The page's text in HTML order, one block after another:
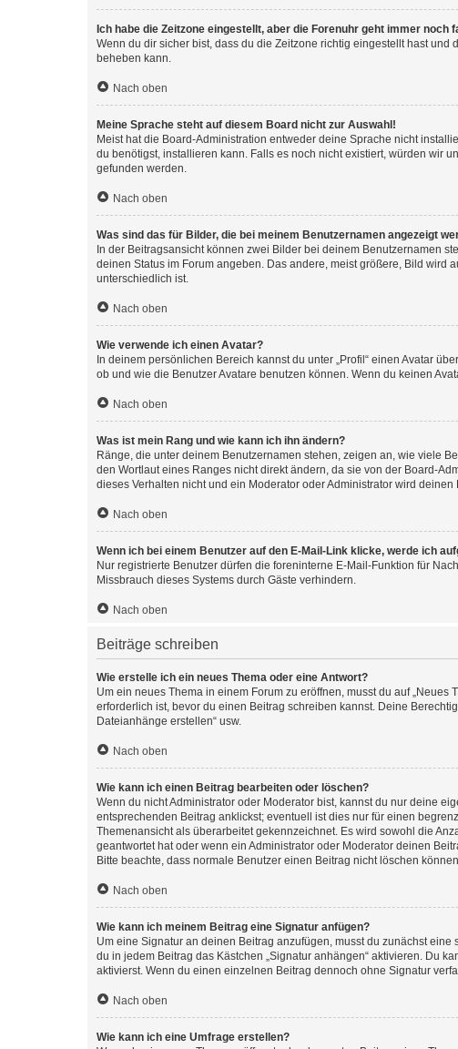
Ich habe die Zeitzone eingestellt, aber die Forenuhr geht immer noch
Wenn du dir sicher bist, dass du die Zeitzone richtig eingestellt hast
beheben kann.
Nach oben
Meine Sprache steht auf diesem Board nicht zur Auswahl!
Meist hat die Board-Administration entweder deine Sprache nicht
du benötigst, installieren kann. Falls es noch nicht existiert, würden wir
gefunden werden.
Nach oben
Was sind das für Bilder, die bei meinem Benutzernamen angezeigt
In der Beitragsansicht können zwei Bilder bei deinem Benutzernamen
deinen Status im Forum angeben. Das andere, meist größere, Bild wird
unterschiedlich ist.
Nach oben
Wie verwende ich einen Avatar?
In deinem persönlichen Bereich kannst du unter „Profil“ einen Avatar
ob und wie die Benutzer Avatare benutzen können. Wenn du keinen
Nach oben
Was ist mein Rang und wie kann ich ihn ändern?
Ränge, die unter deinem Benutzernamen stehen, zeigen an, wie viele
den Wortlaut eines Ranges nicht direkt ändern, da sie von der Board-
dieses Verhalten nicht und ein Moderator oder Administrator wird
Nach oben
Wenn ich bei einem Benutzer auf den E-Mail-Link klicke, werde ich
Nur registrierte Benutzer dürfen die foreninterne E-Mail-Funktion für
Missbrauch dieses Systems durch Gäste verhindern.
Nach oben
Beiträge schreiben
Wie erstelle ich ein neues Thema oder eine Antwort?
Um ein neues Thema in einem Forum zu eröffnen, musst du auf
erforderlich ist, bevor du einen Beitrag schreiben kannst. Deine
Dateianhänge erstellen“ usw.
Nach oben
Wie kann ich einen Beitrag bearbeiten oder löschen?
Wenn du nicht Administrator oder Moderator bist, kannst du nur deine
entsprechenden Beitrag anklickst; eventuell ist dies nur für einen
Themenansicht als überarbeitet gekennzeichnet. Es wird sowohl die
geantwortet hat oder wenn ein Administrator oder Moderator deinen
Bitte beachte, dass normale Benutzer einen Beitrag nicht löschen
Nach oben
Wie kann ich meinem Beitrag eine Signatur anfügen?
Um eine Signatur an deinen Beitrag anzufügen, musst du zunächst
du in jedem Beitrag das Kästchen „Signatur anhängen“ aktivieren. Du
aktivierst. Wenn du einen einzelnen Beitrag dennoch ohne Signatur
Nach oben
Wie kann ich eine Umfrage erstellen?